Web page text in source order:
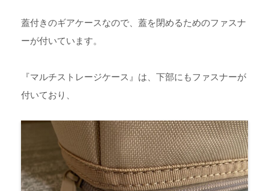
蓋付きのギアケースなので、蓋を閉めるためのファスナ
ーが付いています。
『マルチストレージケース』は、下部にもファスナーが
付いており、